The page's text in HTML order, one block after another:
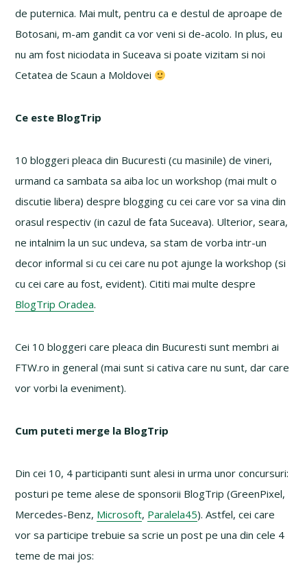
de puternica. Mai mult, pentru ca e destul de aproape de
Botosani, m-am gandit ca vor veni si de-acolo. In plus, eu
nu am fost niciodata in Suceava si poate vizitam si noi
Cetatea de Scaun a Moldovei
Ce este BlogTrip
10 bloggeri pleaca din Bucuresti (cu masinile) de vineri,
urmand ca sambata sa aiba loc un workshop (mai mult o
discutie libera) despre blogging cu cei care vor sa vina din
orasul respectiv (in cazul de fata Suceava). Ulterior, seara,
ne intalnim la un suc undeva, sa stam de vorba intr-un
decor informal si cu cei care nu pot ajunge la workshop (si
cu cei care au fost, evident). Cititi mai multe despre
BlogTrip Oradea.
Cei 10 bloggeri care pleaca din Bucuresti sunt membri ai
FTW.ro in general (mai sunt si cativa care nu sunt, dar care
vor vorbi la eveniment).
Cum puteti merge la BlogTrip
Din cei 10, 4 participanti sunt alesi in urma unor concursuri:
posturi pe teme alese de sponsorii BlogTrip (GreenPixel,
Mercedes-Benz, Microsoft, Paralela45). Astfel, cei care
vor sa participe trebuie sa scrie un post pe una din cele 4
teme de mai jos: